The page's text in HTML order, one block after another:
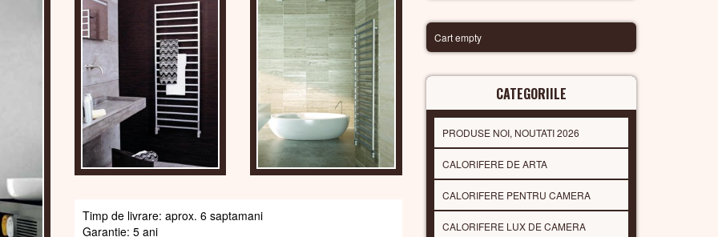
Timp de livrare: aprox. 6 saptamani
Garantie: 5 ani
Cart empty
CATEGORIILE
PRODUSE NOI, NOUTATI 2026
CALORIFERE DE ARTA
CALORIFERE PENTRU CAMERA
CALORIFERE LUX DE CAMERA